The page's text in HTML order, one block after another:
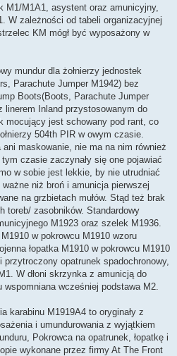
M1/M1A1, asystent oraz amunicyjny,
W zależności od tabeli organizacyjnej
KM mógł być wyposażony w
mundur dla żołnierzy jednostek
Parachute Jumper M1942) bez
Boots(Boots, Parachute Jumper
linerem Inland przystosowanym do
mocujący jest schowany pod rant, co
504th PIR w owym czasie.
ani maskowanie, nie ma na nim również
czasie zaczynały się one pojawiać
w sobie jest lekkie, by nie utrudniać
niż broń i amunicja pierwszej
na grzbietach mułów. Stąd też brak
toreb/ zasobników. Standardowy
M1923 oraz szelek M1936.
w pokrowcu M1910 wzoru
łopatka M1910 w pokrowcu M1910
opatrunek spadochronowy,
W dłoni skrzynka z amunicją do
wcześniej podstawa M2.
karabinu M1919A4 to oryginały z
i umundurowania z wyjątkiem
Pokrowca na opatrunek, łopatkę i
wykonane przez firmy At The Front